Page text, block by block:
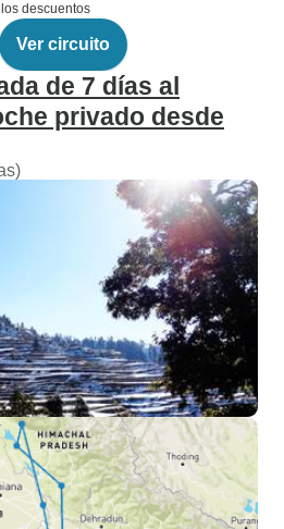
descuentos
Ver circuito
de 7 días al
privado desde